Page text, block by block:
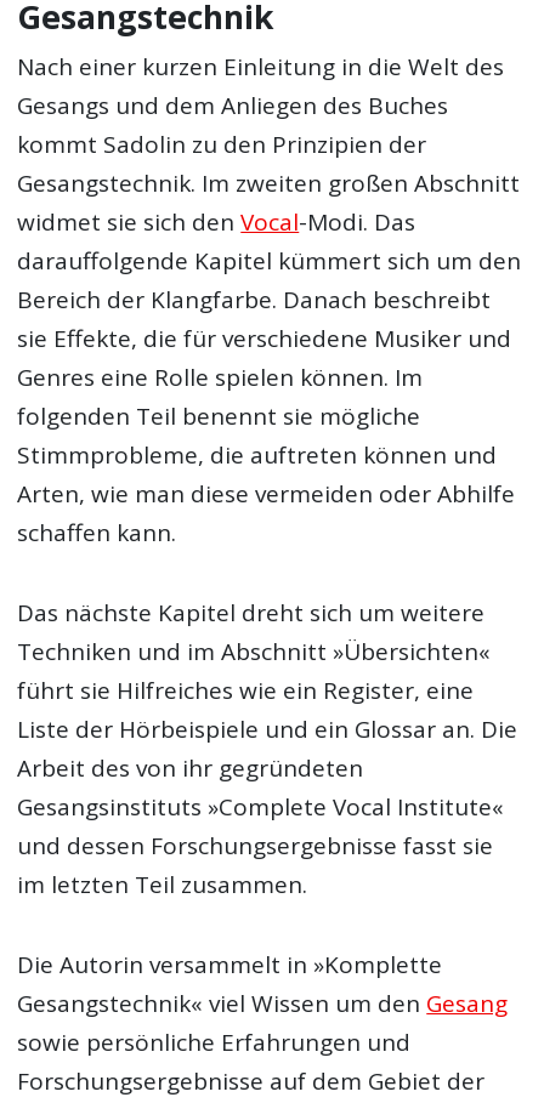
Gesangstechnik
Nach einer kurzen Einleitung in die Welt des
Gesangs und dem Anliegen des Buches
kommt Sadolin zu den Prinzipien der
Gesangstechnik. Im zweiten großen Abschnitt
widmet sie sich denVocal-Modi. Das
darauffolgende Kapitel kümmert sich um den
Bereich der Klangfarbe. Danach beschreibt
sie Effekte, die für verschiedene Musiker und
Genres eine Rolle spielen können. Im
folgenden Teil benennt sie mögliche
Stimmprobleme, die auftreten können und
Arten, wie man diese vermeiden oder Abhilfe
schaffen kann.
Das nächste Kapitel dreht sich um weitere
Techniken und im Abschnitt »Übersichten«
führt sie Hilfreiches wie ein Register, eine
Liste der Hörbeispiele und ein Glossar an. Die
Arbeit des von ihr gegründeten
Gesangsinstituts »Complete Vocal Institute«
und dessen Forschungsergebnisse fasst sie
im letzten Teil zusammen.
Die Autorin versammelt in »Komplette
Gesangstechnik« viel Wissen um den Gesang
sowie persönliche Erfahrungen und
Forschungsergebnisse auf dem Gebiet der